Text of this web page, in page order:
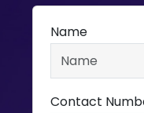
Name
Contact